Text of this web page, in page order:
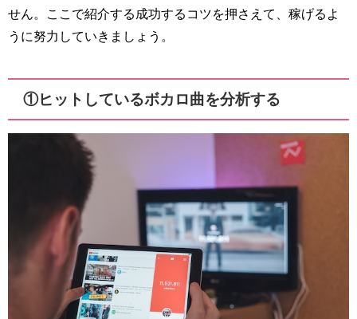
せん。ここで紹介する成功するコツを押さえて、稼げるよ
うに努力していきましょう。
①ヒットしているボカロ曲を分析する